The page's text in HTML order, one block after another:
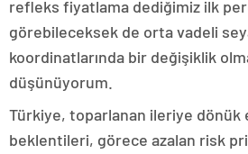
refleks fiyatlama dediğimiz ilk
görebileceksek de orta vadeli
koordinatlarında bir değişiklik
düşünüyorum.
Türkiye, toparlanan ileriye dönük
beklentileri, görece azalan risk